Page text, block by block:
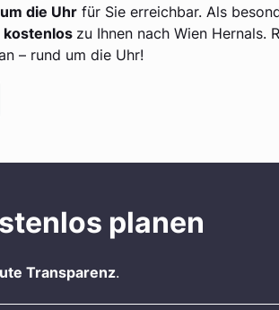
die Uhrfür Sie erreichbar. Als
kostenlos zu Ihnen nach Wien Hernals.
– rund um die Uhr!
planen
Transparenz.